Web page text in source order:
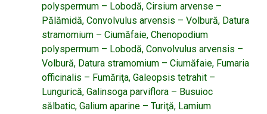
polyspermum – Lobodă, Cirsium arvense –
Pălămidă, Convolvulus arvensis – Volbură, Datura
stramomium – Ciumăfaie, Chenopodium
polyspermum – Lobodă, Convolvulus arvensis –
Volbură, Datura stramomium – Ciumăfaie, Fumaria
officinalis – Fumăriţa, Galeopsis tetrahit –
Lungurică, Galinsoga parviflora – Busuioc
sălbatic, Galium aparine – Turiţă, Lamium